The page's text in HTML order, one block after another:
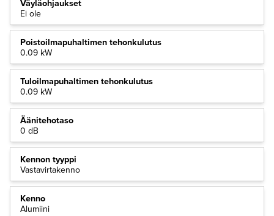
Väyläohjaukset
Ei ole
Poistoilmapuhaltimen tehonkulutus
0.09 kW
Tuloilmapuhaltimen tehonkulutus
0.09 kW
Äänitehotaso
0 dB
Kennon tyyppi
Vastavirtakenno
Kenno
Alumiini